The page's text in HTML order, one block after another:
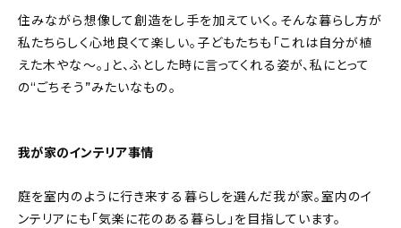
住みながら想像して創造をし手を加えていく。そんな暮らし方が
私たちらしく心地良くて楽しい。子どもたちも「これは自分が植
えた木やな～。」と、ふとした時に言ってくれる姿が、私にとって
の“ごちそう”みたいなもの。
我が家のインテリア事情
庭を室内のように行き来する暮らしを選んだ我が家。室内のイ
ンテリアにも「気楽に花のある暮らし」を目指しています。